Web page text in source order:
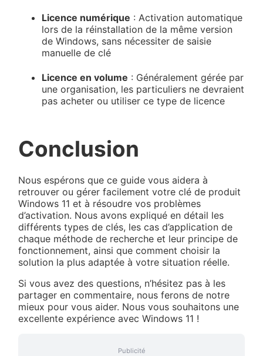
Licence numérique : Activation automatique
lors de la réinstallation de la même version
de Windows, sans nécessiter de saisie
manuelle de clé
Licence en volume : Généralement gérée par
une organisation, les particuliers ne devraient
pas acheter ou utiliser ce type de licence
Conclusion
Nous espérons que ce guide vous aidera à
retrouver ou gérer facilement votre clé de produit
Windows 11 et à résoudre vos problèmes
d’activation. Nous avons expliqué en détail les
différents types de clés, les cas d’application de
chaque méthode de recherche et leur principe de
fonctionnement, ainsi que comment choisir la
solution la plus adaptée à votre situation réelle.
Si vous avez des questions, n’hésitez pas à les
partager en commentaire, nous ferons de notre
mieux pour vous aider. Nous vous souhaitons une
excellente expérience avec Windows 11 !
Publicité